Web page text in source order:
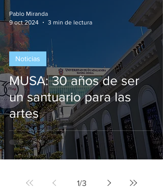
MUSA: 30 años de ser
un santuario para las
artes
Noticias
Pablo Miranda
9 oct 2024
3 min de lectura
1/3